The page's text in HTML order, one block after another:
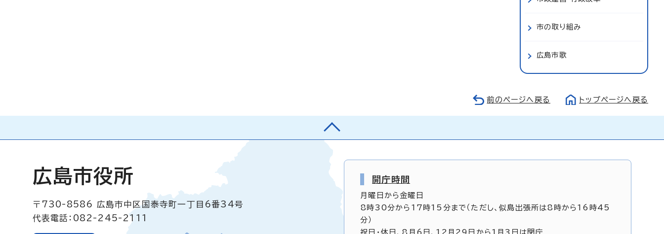
市の取り組み
広島市歌
前のページへ戻る トップページへ戻る
広島市役所
〒730-8586
広島市中区国泰寺町一丁目6番34号
代表電話：082-245-2111
開庁時間
月曜日から金曜日
8時30分から17時15分まで（ただし、似島出張所は8時から16時45
分）
祝日・休日、8月6日、12月29日から1月3日は閉庁